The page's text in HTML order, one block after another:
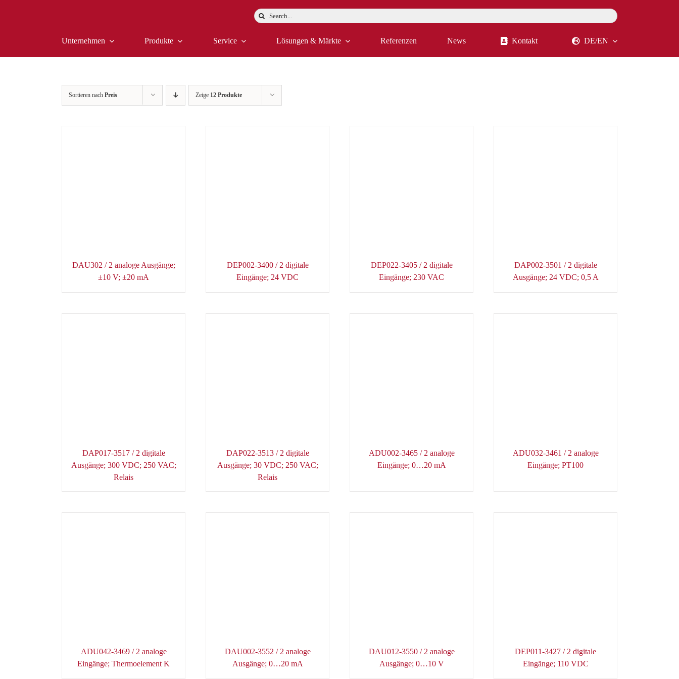
Suche
Unternehmen Produkte Service Lösungen & Märkte Referenzen News Kontakt DE/EN
Sortieren nach Preis Zeige 12 Produkte
DAU302 / 2 analoge Ausgänge;
±10 V; ±20 mA
DEP002-3400 / 2 digitale
Eingänge; 24 VDC
DEP022-3405 / 2 digitale
Eingänge; 230 VAC
DAP002-3501 / 2 digitale
Ausgänge; 24 VDC; 0,5 A
DAP017-3517 / 2 digitale
Ausgänge; 300 VDC; 250 VAC;
Relais
DAP022-3513 / 2 digitale
Ausgänge; 30 VDC; 250 VAC;
Relais
ADU002-3465 / 2 analoge
Eingänge; 0…20 mA
ADU032-3461 / 2 analoge
Eingänge; PT100
ADU042-3469 / 2 analoge
Eingänge; Thermoelement K
DAU002-3552 / 2 analoge
Ausgänge; 0…20 mA
DAU012-3550 / 2 analoge
Ausgänge; 0…10 V
DEP011-3427 / 2 digitale
Eingänge; 110 VDC